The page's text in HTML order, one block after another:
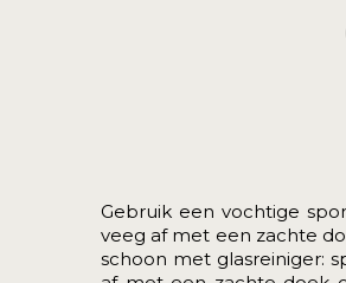
Gebruik een vochtige
veeg af met een zachte
schoon met glasreiniger: